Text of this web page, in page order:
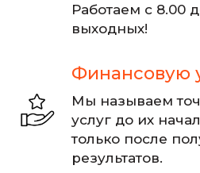
Работаем с 8.00
выходных!
Финансовую
Мы называем
услуг до их
только после
результатов.